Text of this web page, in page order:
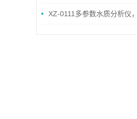
XZ-0111多参数水质分析仪